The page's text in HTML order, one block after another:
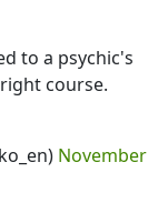
to a psychic's
course.
November